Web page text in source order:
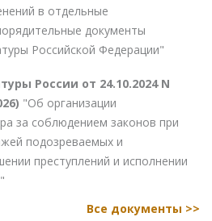
в отдельные
документы
Российской Федерации"
России от 24.10.2024 N
"Об организации
за соблюдением законов при
подозреваемых и
преступлений и исполнении
Все документы >>